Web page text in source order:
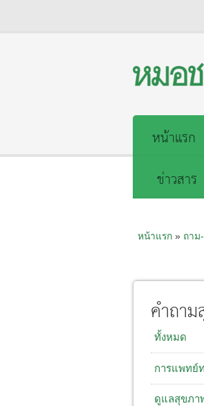
หน้าแรก
ข่าวสาร
หน้าแรก» ถาม
คำถา
ทั้งหมด
การแพทย์
ดูแลสุขภา